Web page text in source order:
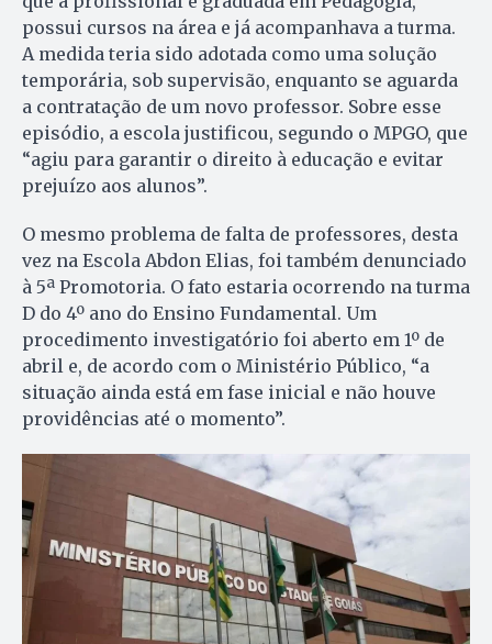
possui cursos na área e já acompanhava a turma.
A medida teria sido adotada como uma solução
temporária, sob supervisão, enquanto se aguarda
a contratação de um novo professor. Sobre esse
episódio, a escola justificou, segundo o MPGO, que
“agiu para garantir o direito à educação e evitar
prejuízo aos alunos”.
O mesmo problema de falta de professores, desta
vez na Escola Abdon Elias, foi também denunciado
à 5ª Promotoria. O fato estaria ocorrendo na turma
D do 4º ano do Ensino Fundamental. Um
procedimento investigatório foi aberto em 1º de
abril e, de acordo com o Ministério Público, “a
situação ainda está em fase inicial e não houve
providências até o momento”.